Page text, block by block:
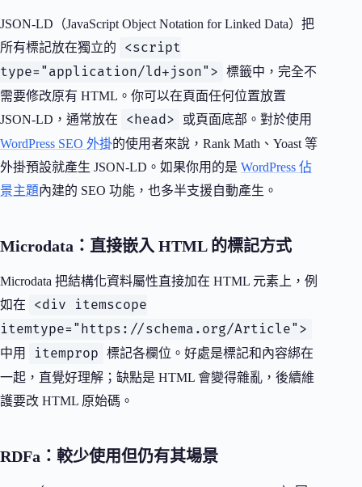
JSON-LD（JavaScript Object Notation for Linked Data）把
所有標記放在獨立的
<script
type="application/ld+json">
標籤中，完全不
需要修改原有 HTML。你可以在頁面任何位置放置
JSON-LD，通常放在
<head>
或頁面底部。對於使用
WordPress SEO 外掛的使用者來說，Rank Math、Yoast 等
外掛預設就產生 JSON-LD。如果你用的是 WordPress 佔
景主題內建的 SEO 功能，也多半支援自動產生。
Microdata：直接嵌入 HTML 的標記方式
Microdata 把結構化資料屬性直接加在 HTML 元素上，例
如在
<div itemscope
itemtype="https://schema.org/Article">
中用 itemprop
標記各欄位。好處是標記和內容綁在
一起，直覺好理解；缺點是 HTML 會變得雜亂，後續維
護要改 HTML 原始碼。
RDFa：較少使用但仍有其場景